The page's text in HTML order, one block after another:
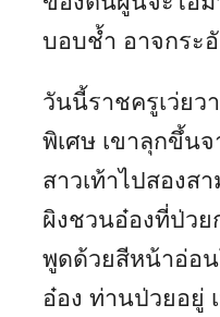
บอบช้ำ อาจกระ
วันนี้ราชครูเว่ยว
พิเศษ เขาลุกขึ้นจ
สาวเท้าไปสองส
ผิงชวนอ๋องที่ป่วย
พูดด้วยสีหน้าอ่อ
อ๋อง ท่านป่วยอยู่